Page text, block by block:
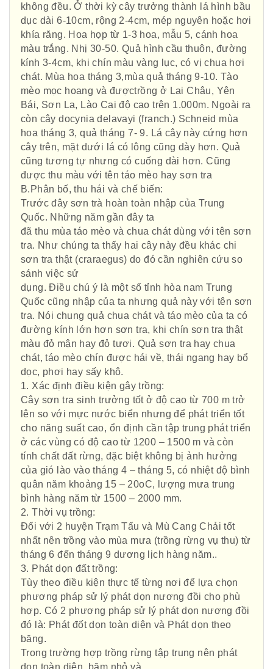
không đều. Ở thời kỳ cây trưởng thành lá hình bầu
dục dài 6-10cm, rộng 2-4cm, mép nguyên hoặc hơi
khía răng. Hoa họp từ 1-3 hoa, mẫu 5, cánh hoa
màu trắng. Nhị 30-50. Quả hình cầu thuôn, đường
kính 3-4cm, khi chín màu vàng lục, có vị chua hơi
chát. Mùa hoa tháng 3,mùa quả tháng 9-10. Tào
mèo mọc hoang và đượctrồng ở Lai Châu, Yên
Bái, Sơn La, Lào Cai độ cao trên 1.000m. Ngoài ra
còn cây docynia delavayi (franch.) Schneid mùa
hoa tháng 3, quả tháng 7- 9. Lá cây này cứng hơn
cây trên, mặt dưới lá có lông cũng dày hơn. Quả
cũng tương tự nhưng có cuống dài hơn. Cũng
được thu màu với tên táo mèo hay sơn tra
B.Phân bố, thu hái và chế biến:
Trước đây sơn trà hoàn toàn nhập của Trung
Quốc. Những năm gần đây ta
đã thu mùa táo mèo và chua chát dùng với tên sơn
tra. Như chúng ta thấy hai cây này đều khác chi
sơn tra thật (craraegus) do đó cần nghiên cứu so
sánh việc sử
dụng. Điều chú ý là một số tỉnh hòa nam Trung
Quốc cũng nhập của ta nhưng quả này với tên sơn
tra. Nói chung quả chua chát và táo mèo của ta có
đường kính lớn hơn sơn tra, khi chín sơn tra thật
màu đỏ mận hay đỏ tươi. Quả sơn tra hay chua
chát, táo mèo chín được hái về, thái ngang hay bổ
dọc, phơi hay sấy khô.
1. Xác định điều kiện gây trồng:
Cây sơn tra sinh trưởng tốt ở độ cao từ 700 m trở
lên so với mực nước biển nhưng để phát triển tốt
cho năng suất cao, ổn định cần tập trung phát triển
ở các vùng có độ cao từ 1200 – 1500 m và còn
tính chất đất rừng, đặc biệt không bị ảnh hưởng
của gió lào vào tháng 4 – tháng 5, có nhiệt độ bình
quân năm khoảng 15 – 20oC, lượng mưa trung
bình hàng năm từ 1500 – 2000 mm.
2. Thời vụ trồng:
Đối với 2 huyện Trạm Tấu và Mù Cang Chải tốt
nhất nên trồng vào mùa mưa (trồng rừng vụ thu) từ
tháng 6 đến tháng 9 dương lịch hàng năm..
3. Phát dọn đất trồng:
Tùy theo điều kiện thực tế từng nơi để lựa chọn
phương pháp sử lý phát dọn nương đồi cho phù
hợp. Có 2 phương pháp sử lý phát dọn nương đồi
đó là: Phát đốt dọn toàn diện và Phát dọn theo
băng.
Trong trường hợp trồng rừng tập trung nên phát
dọn toàn diện, băm nhỏ và